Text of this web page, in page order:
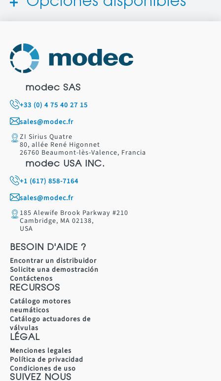
modec SAS
+33 (0) 4 75 40 27 15
sales@modec.fr
ZI Sirius Quatre
80, allée René Higonnet
26760 Beaumont-lès-Valence, Francia
modec USA INC.
+1 (617) 858-7164
sales@modec.fr
185 Alewife Brook Parkway #210
Cambridge, MA 02138,
USA
BESOIN D'AIDE ?
Encontrar un distribuidor
Solicite una demostración
Contáctenos
RECURSOS
Catálogo motores
neumáticos
Catálogo actuadores de
válvulas
LÉGAL
Menciones legales
Política de privacidad
Condiciones de uso
SUIVEZ NOUS